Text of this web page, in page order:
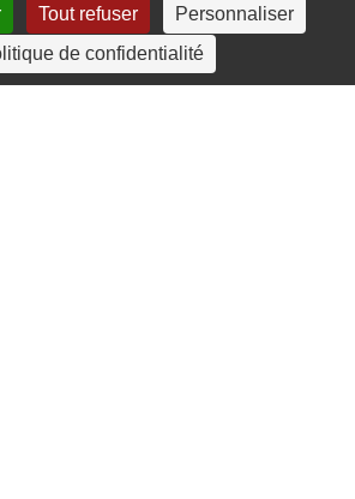
en Terre
Tout refuser
Personnaliser
de confidentialité